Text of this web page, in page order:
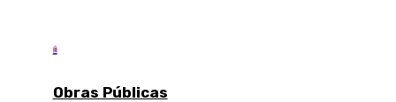

Obras Públicas